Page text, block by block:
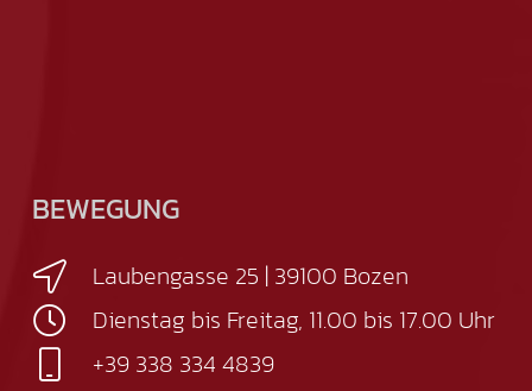
BEWEGUNG
Laubengasse 25 | 39100 Bozen
Dienstag bis Freitag, 11.00 bis 17.00 Uhr
+39 338 334 4839